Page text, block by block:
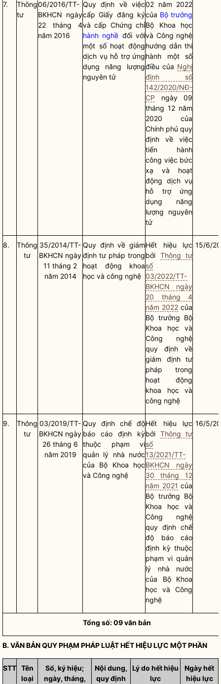
7.
Thông
tư
06/2016/TT-
BKHCN ngày
22 tháng 4
năm 2016
Quy định về việc
cấp Giấy đăng ký
và cấp Chứng chỉ
hành nghề đối với
một số hoạt động
dịch vụ hỗ trợ ứng
dụng năng lượng
nguyên tử
02 năm 2022
của Bộ trưởng
Bộ Khoa học
và Công nghệ
hướng dẫn thi
hành một số
điều của Nghị
định số
142/2020/NĐ-
CP ngày 09
tháng 12 năm
2020 của
Chính phủ quy
định về việc
tiến hành
công việc bức
xạ và hoạt
động dịch vụ
hỗ trợ ứng
dụng năng
lượng nguyên
tử
8.
Thông
tư
35/2014/TT-
BKHCN ngày
11 tháng 2
năm 2014
Quy định về giám
định tư pháp trong
hoạt động khoa
học và công nghệ
Hết hiệu lực
bởi Thông tư
số
03/2022/TT-
BKHCN ngày
20 tháng 4
năm 2022 của
Bộ trưởng Bộ
Khoa học và
Công nghệ
quy định về
giám định tư
pháp trong
hoạt động
khoa học và
công nghệ
15/6/
9.
Thông
tư
03/2019/TT-
BKHCN ngày
26 tháng 6
năm 2019
Quy định chế độ
báo cáo định kỳ
thuộc phạm vi
quản lý nhà nước
của Bộ Khoa học
và Công nghệ
Hết hiệu lực
bởi Thông tư
số
13/2021/TT-
BKHCN ngày
30 tháng 12
năm 2021 của
Bộ trưởng Bộ
Khoa học và
Công nghệ
quy định chế
độ báo cáo
định kỳ thuộc
phạm vi quản
lý nhà nước
của Bộ Khoa
học và Công
nghệ
16/5/
Tổng số: 09 văn bản
B. VĂN BẢNQUY PHẠM PHÁP LUẬTHẾT HIỆU LỰC MỘT PHẦN
STT Tên
loại
Số, ký hiệu;
ngày, tháng,
Nội dung,
quy định
Lý do hết hiệu
lực
Ngày hết
hiệu lực